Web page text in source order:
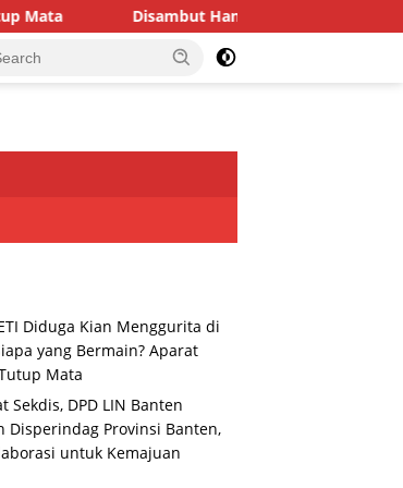
Disambut Hangat Sekdis, DPD LIN Banten
Diduga Kian Menggurita di
yang Bermain? Aparat
Mata
Sekdis, DPD LIN Banten
Disperindag Provinsi Banten,
untuk Kemajuan